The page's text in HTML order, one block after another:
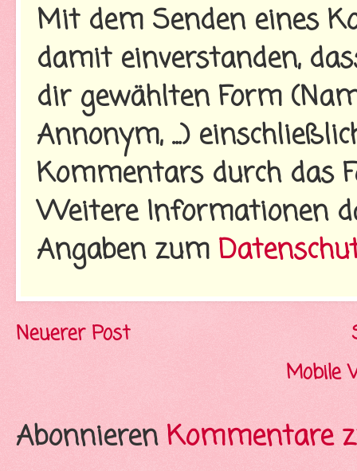
Mit dem Senden eines
damit einverstanden,
dir gewählten Form
Annonym, ...)
Kommentars durch das
Weitere Informationen
Angaben zum
Neuerer Post
Mobile
Abonnieren Kommentare